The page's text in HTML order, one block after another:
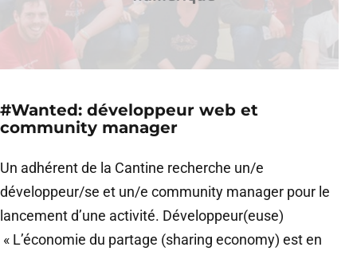
#Wanted: développeur web et
community manager
Un adhérent de la Cantine recherche un/e
développeur/se et un/e community manager pour le
lancement d’une activité. Développeur(euse)
« L’économie du partage (sharing economy) est en